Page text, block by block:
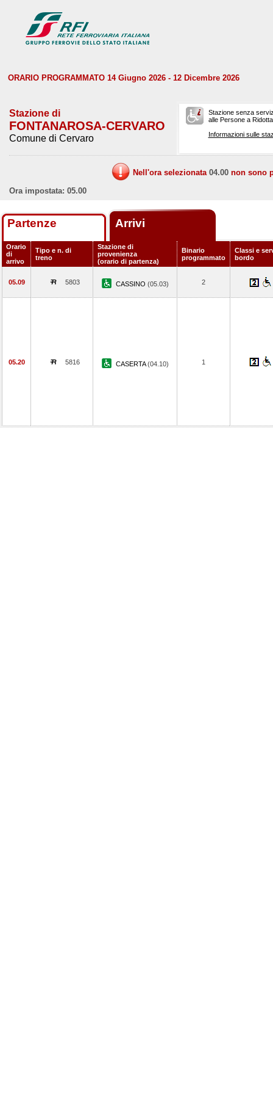
ORARIO PROGRAMMATO 14 Giugno 2026 - 12 Dicembre 2026
Stazione di
FONTANAROSA-CERVARO
Comune di Cervaro
Stazione senza
alle Persone a
Informazioni sulle
Nell'ora selezionata 04.00 non sono
Ora impostata: 05.00
Partenze Arrivi
Orario
di
arrivo
Tipo e n. di
treno
Stazione di
provenienza
(orario di partenza)
Binario
programmato
Classi e
bordo
05.09 5803 CASSINO (05.03) 2
05.20 5816 CASERTA(04.10) 1